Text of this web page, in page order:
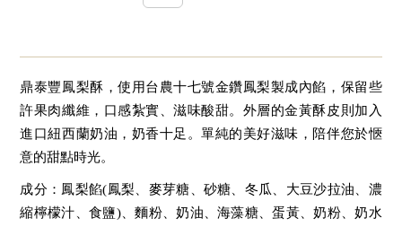
鼎泰豐鳳梨酥，使用台農十七號金鑽鳳梨製成內餡，保留些
許果肉纖維，口感紮實、滋味酸甜。外層的金黃酥皮則加入
進口紐西蘭奶油，奶香十足。單純的美好滋味，陪伴您於愜
意的甜點時光。
成分：鳳梨餡(鳳梨、麥芽糖、砂糖、冬瓜、大豆沙拉油、濃
縮檸檬汁、食鹽)、麵粉、奶油、海藻糖、蛋黃、奶粉、奶水